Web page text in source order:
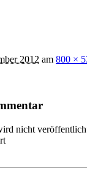
2012 am 800 ×
nicht